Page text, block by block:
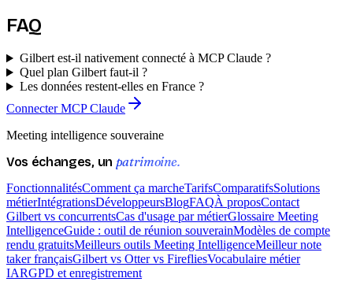
FAQ
Gilbert est-il nativement connecté à MCP Claude ?
Quel plan Gilbert faut-il ?
Les données restent-elles en France ?
Connecter MCP Claude
Meeting intelligence souveraine
Vos échanges, un patrimoine.
FonctionnalitésComment ça marcheTarifsComparatifsSolutions
métierIntégrationsDéveloppeursBlogFAQÀ proposContact
Gilbert vs concurrentsCas d'usage par métierGlossaire Meeting
IntelligenceGuide : outil de réunion souverainModèles de compte
rendu gratuitsMeilleurs outils Meeting IntelligenceMeilleur note
taker françaisGilbert vs Otter vs FirefliesVocabulaire métier
IARGPD et enregistrement